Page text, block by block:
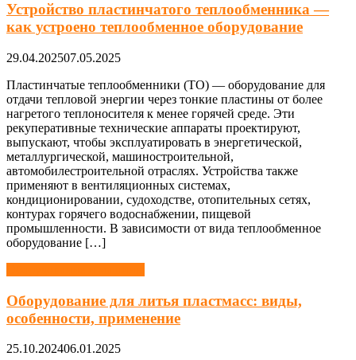
Устройство пластинчатого теплообменника —
как устроено теплообменное оборудование
29.04.202507.05.2025
Пластинчатые теплообменники (ТО) — оборудование для
отдачи тепловой энергии через тонкие пластины от более
нагретого теплоносителя к менее горячей среде. Эти
рекуперативные технические аппараты проектируют,
выпускают, чтобы эксплуатировать в энергетической,
металлургической, машиностроительной,
автомобилестроительной отраслях. Устройства также
применяют в вентиляционных системах,
кондиционировании, судоходстве, отопительных сетях,
контурах горячего водоснабжении, пищевой
промышленности. В зависимости от вида теплообменное
оборудование […]
Оборудование для литья пластмасс: виды,
особенности, применение
25.10.202406.01.2025